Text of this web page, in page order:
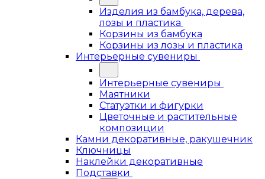
Изделия из бамбука, дерева,
лозы и пластика
Корзины из бамбука
Корзины из лозы и пластика
Интерьерные сувениры
Интерьерные сувениры
Маятники
Статуэтки и фигурки
Цветочные и растительные
композиции
Камни декоративные, ракушечник
Ключницы
Наклейки декоративные
Подставки